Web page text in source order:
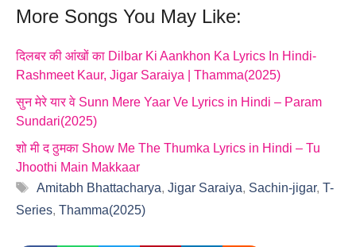
More Songs You May Like:
दिलबर की आंखों का Dilbar Ki Aankhon Ka Lyrics In Hindi-
Rashmeet Kaur, Jigar Saraiya | Thamma(2025)
सुन मेरे यार वे Sunn Mere Yaar Ve Lyrics in Hindi – Param
Sundari(2025)
शो मी द ठुमका Show Me The Thumka Lyrics in Hindi – Tu
Jhoothi Main Makkaar
Tags
Amitabh Bhattacharya, Jigar Saraiya, Sachin-jigar, T-
Series, Thamma(2025)